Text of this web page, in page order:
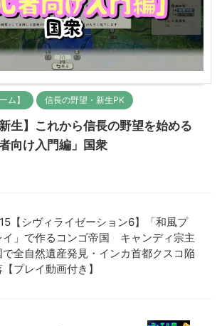
ム】 信長の野望・新生PK
生】これから信長の野望を始める
向け入門編」国衆
【シヴィライゼーション6】「和風プ
イ」で作るコンゴ帝国 キャンディ宗主
で全自然遺産発見・インカ首都クスコ陥
プレイ動画付き】